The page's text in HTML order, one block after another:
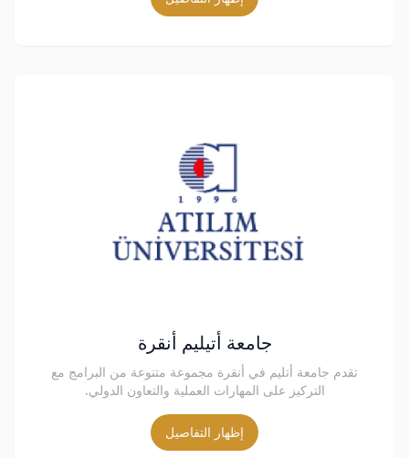
جامعة أتيليم أنقرة
تقدم جامعة أتليم في أنقرة مجموعة متنوعة من البرامج مع
التركيز على المهارات العملية والتعاون الدولي.
إظهار التفاصيل